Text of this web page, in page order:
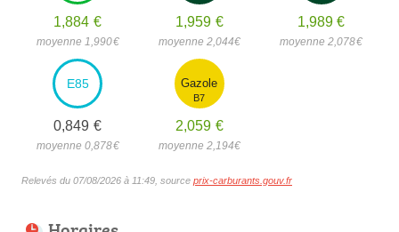
1,884 €
moyenne 1,990€
1,959 €
moyenne 2,044€
1,989 €
moyenne 2,078€
E85
0,849 €
moyenne 0,878€
Gazole
B7
2,059 €
moyenne 2,194€
Relevés du 07/08/2026 à 11:49, source prix-carburants.gouv.fr